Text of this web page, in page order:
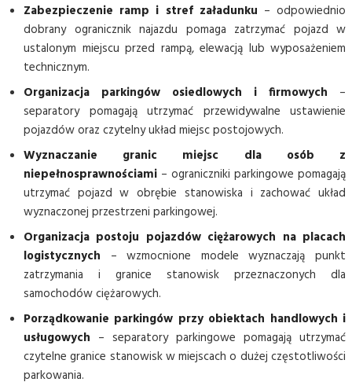
Zabezpieczenie ramp i stref załadunku – odpowiednio
dobrany ogranicznik najazdu pomaga zatrzymać pojazd w
ustalonym miejscu przed rampą, elewacją lub wyposażeniem
technicznym.
Organizacja parkingów osiedlowych i firmowych –
separatory pomagają utrzymać przewidywalne ustawienie
pojazdów oraz czytelny układ miejsc postojowych.
Wyznaczanie granic miejsc dla osób z
niepełnosprawnościami – ograniczniki parkingowe pomagają
utrzymać pojazd w obrębie stanowiska i zachować układ
wyznaczonej przestrzeni parkingowej.
Organizacja postoju pojazdów ciężarowych na placach
logistycznych – wzmocnione modele wyznaczają punkt
zatrzymania i granice stanowisk przeznaczonych dla
samochodów ciężarowych.
Porządkowanie parkingów przy obiektach handlowych i
usługowych – separatory parkingowe pomagają utrzymać
czytelne granice stanowisk w miejscach o dużej częstotliwości
parkowania.